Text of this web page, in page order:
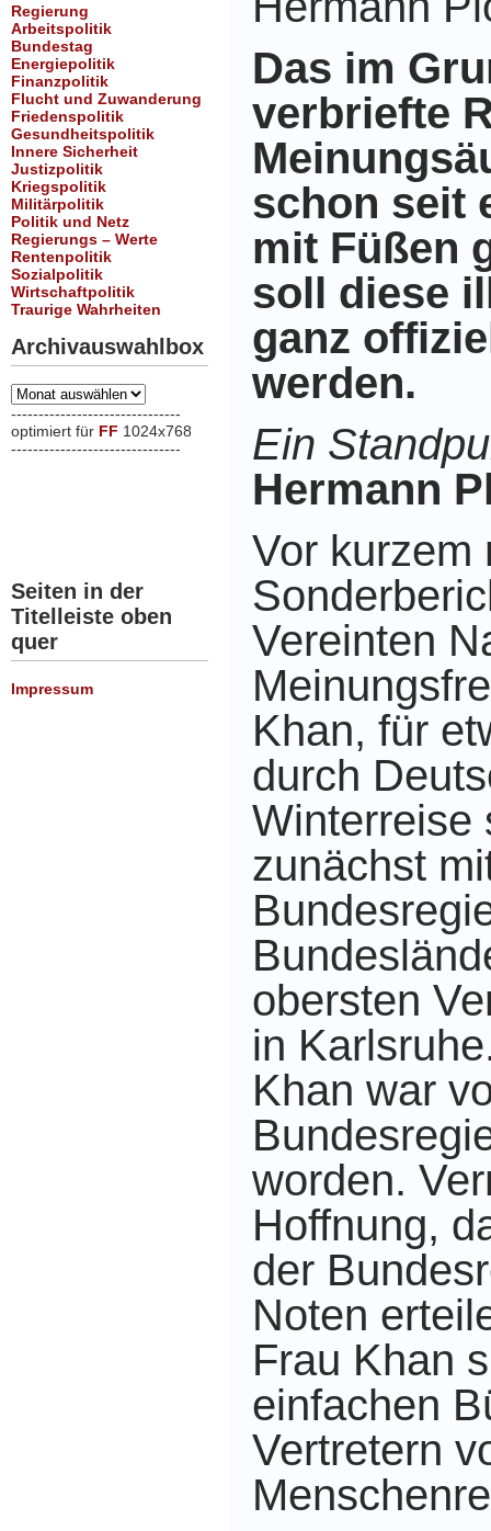
Regierung
Arbeitspolitik
Bundestag
Energiepolitik
Finanzpolitik
Flucht und Zuwanderung
Friedenspolitik
Gesundheitspolitik
Innere Sicherheit
Justizpolitik
Kriegspolitik
Militärpolitik
Politik und Netz
Regierungs – Werte
Rentenpolitik
Sozialpolitik
Wirtschaftpolitik
Traurige Wahrheiten
Archivauswahlbox
Archivauswahlbox
-------------------------------
optimiert für FF 1024x768
-------------------------------
Seiten in der
Titelleiste oben
quer
Impressum
Das im
verbriefte
schon seit
mit Füßen
soll diese
ganz
werden.
Ein
Hermann
Vor kurzem
Vereinten
Khan, für
durch
Winterreise
zunächst
obersten
in
Khan war
worden.
Hoffnung,
der
Noten
Frau Khan
einfachen
Vertretern